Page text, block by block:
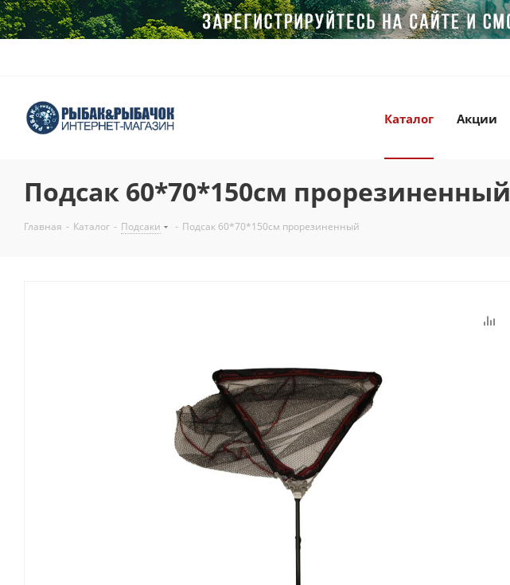
Каталог Акции
Подсак 60*70*150см прорезиненный
Главная - Каталог - Подсаки - Подсак 60*70*150см прорезиненный